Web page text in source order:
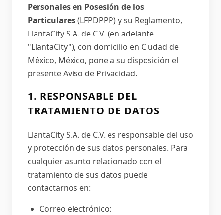
Personales en Posesión de los
Particulares(LFPDPPP) y su Reglamento,
LlantaCity S.A. de C.V. (en adelante
"LlantaCity"), con domicilio en Ciudad de
México, México, pone a su disposición el
presente Aviso de Privacidad.
1. RESPONSABLE DEL
TRATAMIENTO DE DATOS
LlantaCity S.A. de C.V. es responsable del uso
y protección de sus datos personales. Para
cualquier asunto relacionado con el
tratamiento de sus datos puede
contactarnos en:
Correo electrónico: